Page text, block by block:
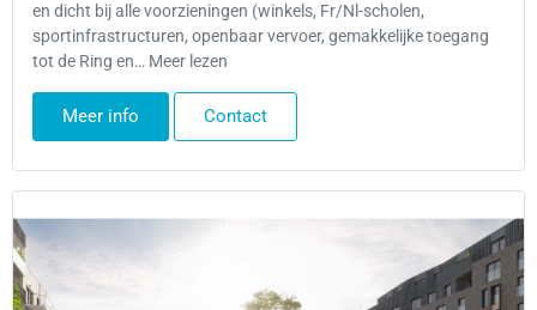
en dicht bij alle voorzieningen (winkels, Fr/Nl-scholen,
sportinfrastructuren, openbaar vervoer, gemakkelijke toegang
tot de Ring en… Meer lezen
Meer info Contact